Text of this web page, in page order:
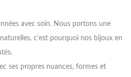
avec soin. Nous portons une
c’est pourquoi nos bijoux en
ses propres nuances, formes et